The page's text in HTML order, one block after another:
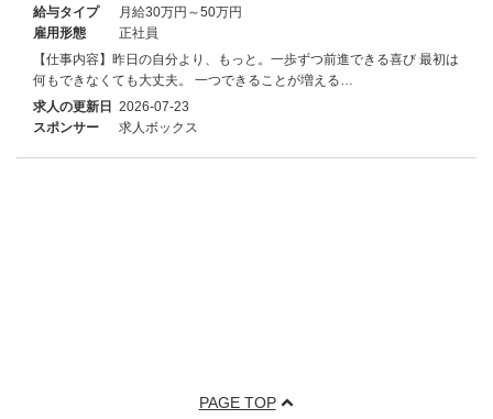
給与タイプ
月給30万円～50万円
雇用形態
正社員
【仕事内容】昨日の自分より、もっと。一歩ずつ前進できる喜び 最初は
何もできなくても大丈夫。 一つできることが増える…
求人の更新日 2026-07-23
スポンサー
求人ボックス
PAGE TOP